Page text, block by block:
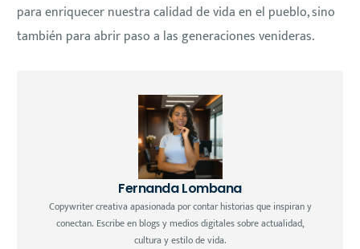
para enriquecer nuestra calidad de vida en el pueblo, sino
también para abrir paso a las generaciones venideras.
Fernanda Lombana
Copywriter creativa apasionada por contar historias que inspiran y
conectan. Escribe en blogs y medios digitales sobre actualidad,
cultura y estilo de vida.